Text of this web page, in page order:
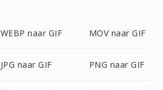
WEBP naar GIF MOV naar GIF
JPG naar GIF PNG naar GIF